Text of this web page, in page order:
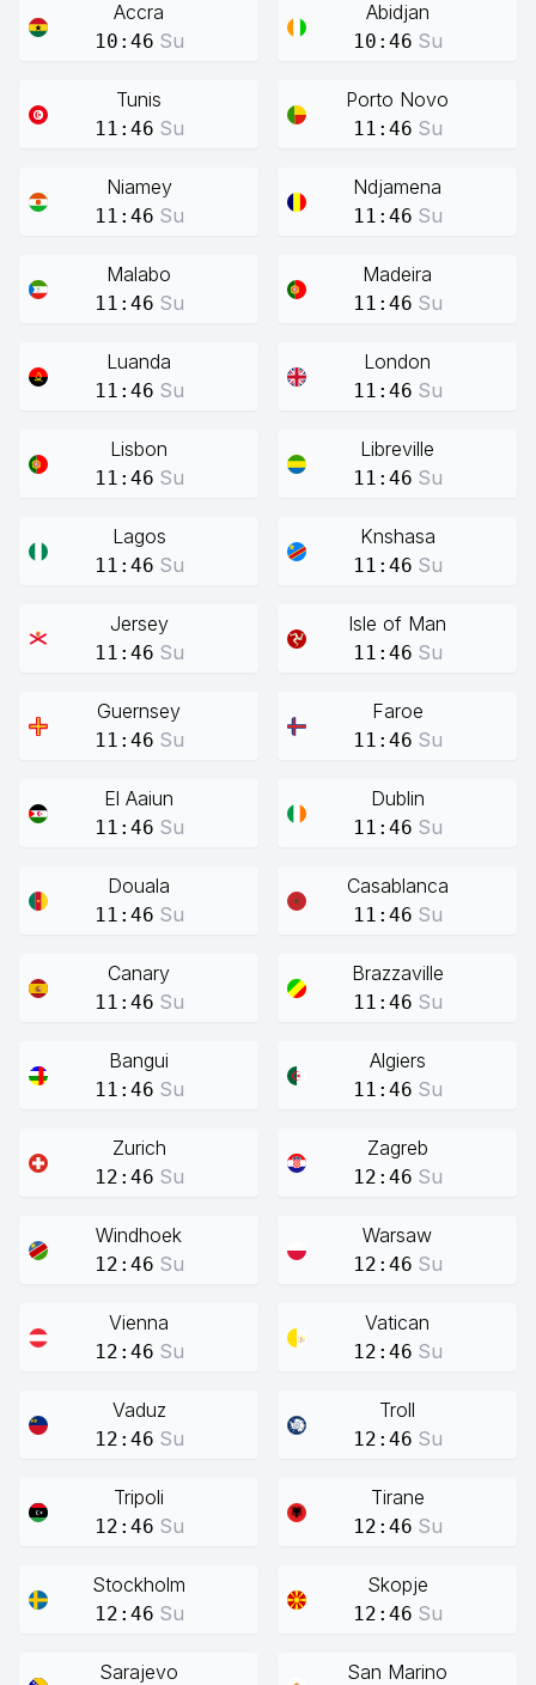
Accra
10:46 Su
Abidjan
10:46 Su
Tunis
11:46 Su
Porto Novo
11:46 Su
Niamey
11:46 Su
Ndjamena
11:46 Su
Malabo
11:46 Su
Madeira
11:46 Su
Luanda
11:46 Su
London
11:46 Su
Lisbon
11:46 Su
Libreville
11:46 Su
Lagos
11:46 Su
Knshasa
11:46 Su
Jersey
11:46 Su
Isle of Man
11:46 Su
Guernsey
11:46 Su
Faroe
11:46 Su
El Aaiun
11:46 Su
Dublin
11:46 Su
Douala
11:46 Su
Casablanca
11:46 Su
Canary
11:46 Su
Brazzaville
11:46 Su
Bangui
11:46 Su
Algiers
11:46 Su
Zurich
12:46 Su
Zagreb
12:46 Su
Windhoek
12:46 Su
Warsaw
12:46 Su
Vienna
12:46 Su
Vatican
12:46 Su
Vaduz
12:46 Su
Troll
12:46 Su
Tripoli
12:46 Su
Tirane
12:46 Su
Stockholm
12:46 Su
Skopje
12:46 Su
Sarajevo San Marino